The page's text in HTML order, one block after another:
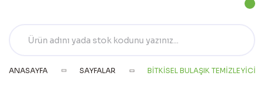
ANASAYFA SAYFALAR BITKISEL BULAŞIK